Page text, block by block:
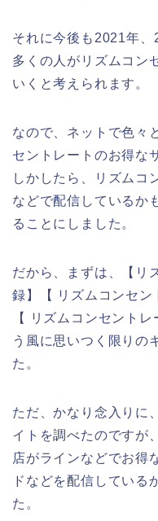
それに今後も2021年
多くの人がリズムコン
いくと考えられます。
なので、ネットで色々
セントレートのお得な
しかしたら、リズムコ
などで配信しているか
ることにしました。
だから、まずは、【リ
録】【 リズムコンセン
【 リズムコンセント
う風に思いつく限りの
た。
ただ、かなり念入りに
イトを調べたのですが
店がラインなどでお得
ドなどを配信している
た。